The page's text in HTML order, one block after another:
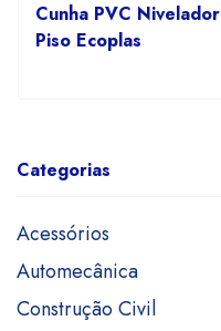
Categorias
Acessórios
Automecânica
Construção Civil
Cunha PVC Nivelador
Piso Ecoplas